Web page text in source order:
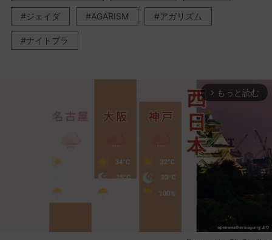
ジェイダ AGARISM アガリズム
ナイトブラ
arrow_forward_ios もっと読む